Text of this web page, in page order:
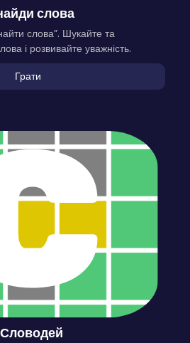
слова
слова”. Шукайте та
і розвивайте уважність.
Грати
Словодей